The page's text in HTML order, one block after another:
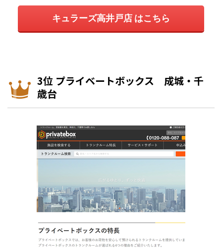
キュラーズ高井戸店 はこちら
3位 プライベートボックス 成城・千
歳台